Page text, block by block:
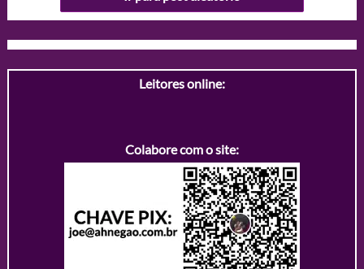
Leitores online:
Colabore com o site: